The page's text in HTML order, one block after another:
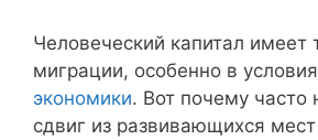
Человеческий капитал имеет
миграции, особенно в
экономики. Вот почему часто
сдвиг из развивающихся